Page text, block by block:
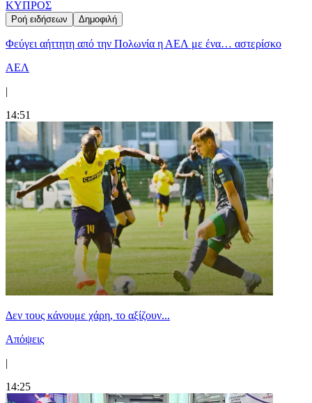
ΚΥΠΡΟΣ
Ροή ειδήσεων Δημοφιλή
Φεύγει αήττητη από την Πολωνία η ΑΕΛ με ένα… αστερίσκο
ΑΕΛ
|
14:51
Δεν τους κάνουμε χάρη, το αξίζουν...
Απόψεις
|
14:25